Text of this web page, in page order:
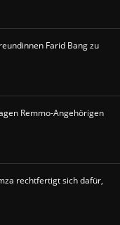
Farid Bang zu
Remmo-Angehörigen
rechtfertigt sich dafür,